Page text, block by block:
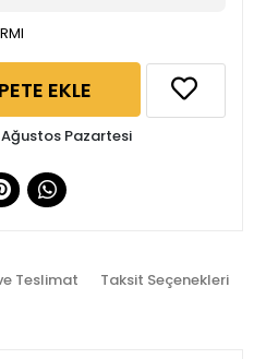
SEPETE EKLE
Pazartesi
Teslimat Taksit Seçenekleri